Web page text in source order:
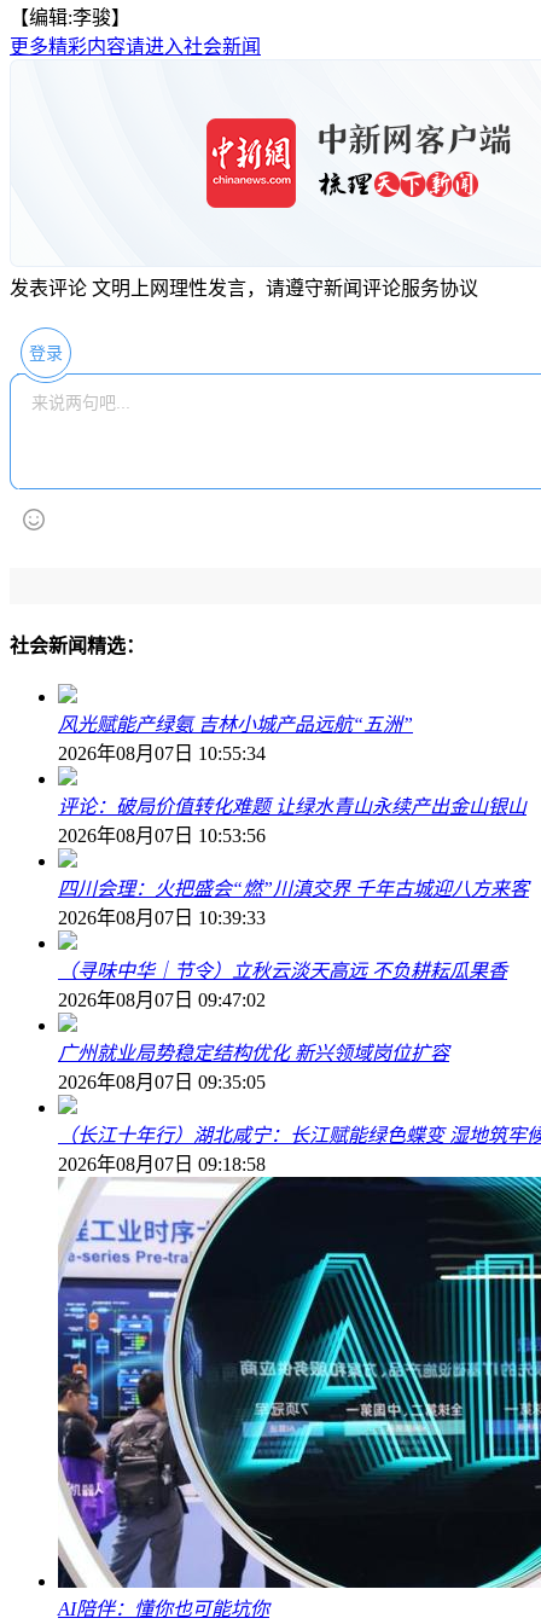
【编辑:李骏】
更多精彩内容请进入社会新闻
发表评论 文明上网理性发言，请遵守新闻评论服务协议
登录
社会新闻精选：
风光赋能产绿氨 吉林小城产品远航“五洲”
2026年08月07日 10:55:34
评论：破局价值转化难题 让绿水青山永续产出金山银山
2026年08月07日 10:53:56
四川会理：火把盛会“燃”川滇交界 千年古城迎八方来客
2026年08月07日 10:39:33
（寻味中华｜节令）立秋云淡天高远 不负耕耘瓜果香
2026年08月07日 09:47:02
广州就业局势稳定结构优化 新兴领域岗位扩容
2026年08月07日 09:35:05
（长江十年行）湖北咸宁：长江赋能绿色蝶变 湿地筑牢
2026年08月07日 09:18:58
AI陪伴：懂你也可能坑你